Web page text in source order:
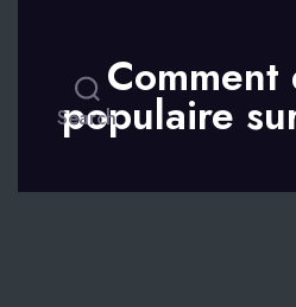
Search
populaire